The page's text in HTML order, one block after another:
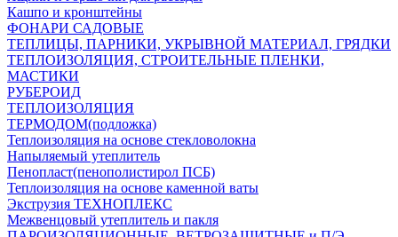
Кашпо и кронштейны
ФОНАРИ САДОВЫЕ
ТЕПЛИЦЫ, ПАРНИКИ, УКРЫВНОЙ МАТЕРИАЛ, ГРЯДКИ
ТЕПЛОИЗОЛЯЦИЯ, СТРОИТЕЛЬНЫЕ ПЛЕНКИ,
МАСТИКИ
РУБЕРОИД
ТЕПЛОИЗОЛЯЦИЯ
ТЕРМОДОМ(подложка)
Теплоизоляция на основе стекловолокна
Напыляемый утеплитель
Пенопласт(пенополистирол ПСБ)
Теплоизоляция на основе каменной ваты
Экструзия ТЕХНОПЛЕКС
Межвенцовый утеплитель и пакля